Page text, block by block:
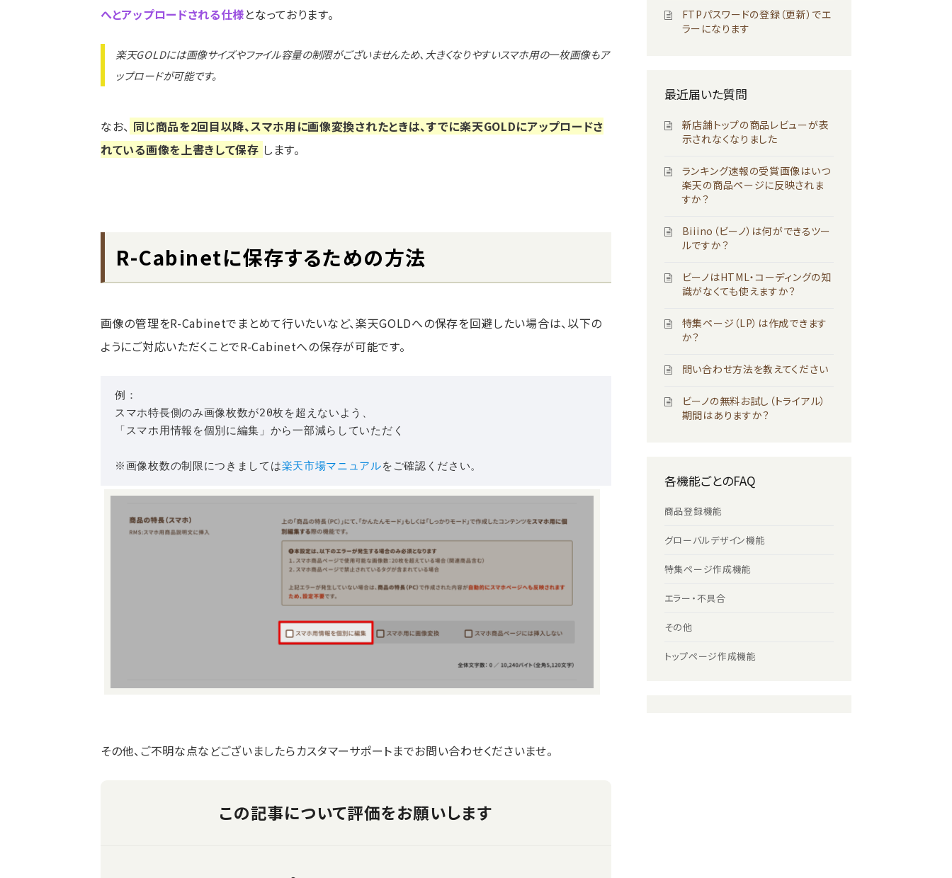
へとアップロードされる仕様となっております。
楽天GOLDには画像サイズやファイル容量の制限がございませんため、大きくなりやすいスマホ用の一枚画像もア
ップロードが可能です。
なお、 同じ商品を2回目以降、スマホ用に画像変換されたときは、すでに楽天GOLDにアップロードさ
れている画像を上書きして保存 します。
R-Cabinetに保存するための方法
画像の管理をR-Cabinetでまとめて行いたいなど、楽天GOLDへの保存を回避したい場合は、以下の
ようにご対応いただくことでR-Cabinetへの保存が可能です。
例：
スマホ特長側のみ画像枚数が20枚を超えないよう、
「スマホ用情報を個別に編集」から一部減らしていただく
※画像枚数の制限につきましては楽天市場マニュアルをご確認ください。
その他、ご不明な点などございましたらカスタマーサポートまでお問い合わせくださいませ。
FTPパスワードの登録（更新）でエ
ラーになります
最近届いた質問
新店舗トップの商品レビューが表
示されなくなりました
ランキング速報の受賞画像はいつ
楽天の商品ページに反映されま
すか？
Biiino（ビーノ）は何ができるツー
ルですか？
ビーノはHTML・コーディングの知
識がなくても使えますか？
特集ページ（LP）は作成できます
か？
問い合わせ方法を教えてください
ビーノの無料お試し（トライアル）
期間はありますか？
各機能ごとのFAQ
商品登録機能
グローバルデザイン機能
特集ページ作成機能
エラー・不具合
その他
トップページ作成機能